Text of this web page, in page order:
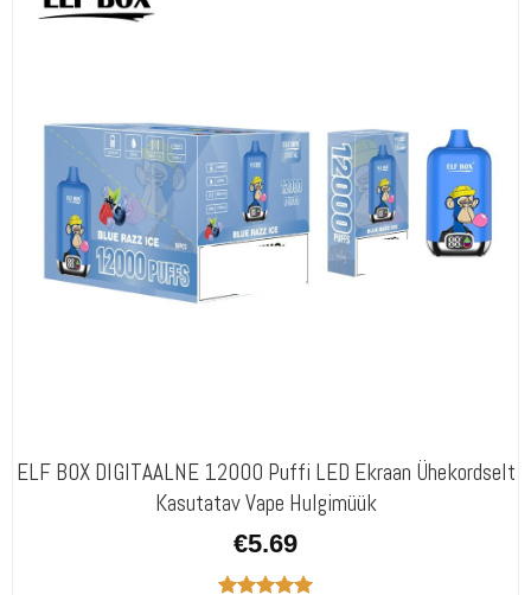
ELF BOX DIGITAALNE 12000 Puffi LED Ekraan Ühekordselt
Kasutatav Vape Hulgimüük
€5.69